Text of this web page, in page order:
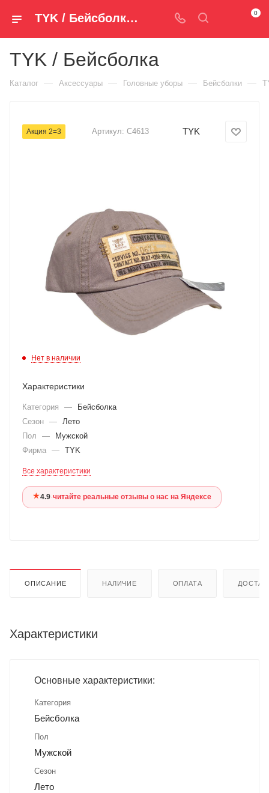
TYK / Бейсболка C4613 — купить за 1 190 руб. ₽ в Spm-Shop.ru | Хумтто.РФ - Спорт+Мода 0
TYK / Бейсболка
Каталог — Аксессуары — Головные уборы — Бейсболки —
Акция 2=3 Артикул: C4613 TYK
Нет в наличии
Характеристики
Категория —
Бейсболка
Сезон —
Лето
Пол
—
Мужской
Фирма — TYK
Все характеристики
★4.9·читайте реальные отзывы о нас на Яндексе
ОПИСАНИЕ НАЛИЧИЕ ОПЛАТА
Характеристики
Основные характеристики:
Категория
Бейсболка
Пол
Мужской
Сезон
Лето